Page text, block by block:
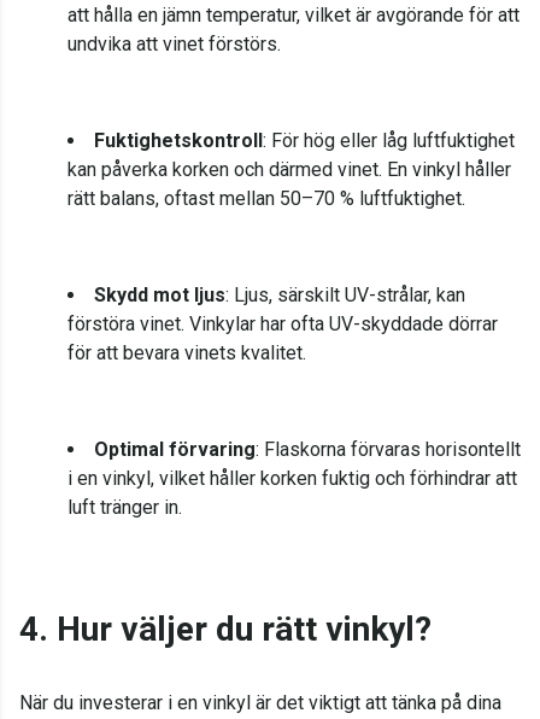
att hålla en jämn temperatur, vilket är avgörande för att
undvika att vinet förstörs.
Fuktighetskontroll : För hög eller låg luftfuktighet
kan påverka korken och därmed vinet. En vinkyl håller
rätt balans, oftast mellan 50–70 % luftfuktighet.
Skydd mot ljus: Ljus, särskilt UV-strålar, kan
förstöra vinet. Vinkylar har ofta UV-skyddade dörrar
för att bevara vinets kvalitet.
Optimal förvaring: Flaskorna förvaras horisontellt
i en vinkyl, vilket håller korken fuktig och förhindrar att
luft tränger in.
4. Hur väljer du rätt vinkyl?
När du investerar i en vinkyl är det viktigt att tänka på dina